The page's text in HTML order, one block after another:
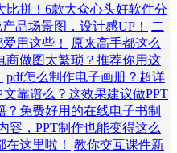
比拼！6款大众心头好软件分
品场景图，设计感UP！
二
用这些！
原来高手都这么
商做图太繁琐？推荐你用这
pdf怎么制作电子画册？超详
文靠谱么？这效果建议做PPT
？免费好用的在线电子书制
容，PPT制作也能变得这么
这里啦！
教你交互课件新